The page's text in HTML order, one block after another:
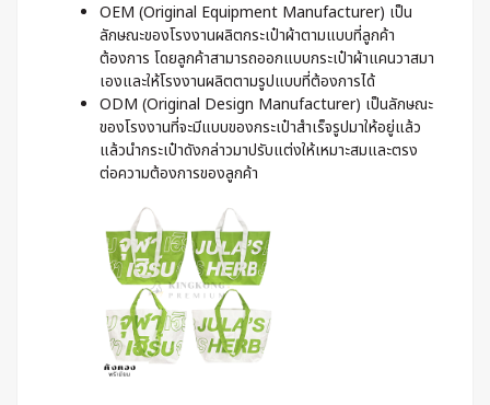
OEM (Original Equipment Manufacturer) เป็น
ลักษณะของโรงงานผลิตกระเป๋าผ้าตามแบบที่ลูกค้า
ต้องการ โดยลูกค้าสามารถออกแบบกระเป๋าผ้าแคนวาสมา
เองและให้โรงงานผลิตตามรูปแบบที่ต้องการได้
ODM (Original Design Manufacturer) เป็นลักษณะ
ของโรงงานที่จะมีแบบของกระเป๋าสำเร็จรูปมาให้อยู่แล้ว
แล้วนำกระเป๋าดังกล่าวมาปรับแต่งให้เหมาะสมและตรง
ต่อความต้องการของลูกค้า